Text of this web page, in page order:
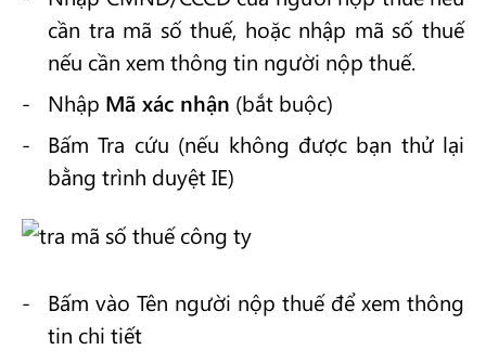
cần tra mã số thuế, hoặc nhập mã số thuế
nếu cần xem thông tin người nộp thuế.
Nhập Mã xác nhận (bắt buộc)
Bấm Tra cứu (nếu không được bạn thử lại
bằng trình duyệt IE)
Bấm vào Tên người nộp thuế để xem thông
tin chi tiết